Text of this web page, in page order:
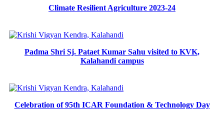
Climate Resilient Agriculture 2023-24
Padma Shri Sj. Pataet Kumar Sahu visited to KVK,
Kalahandi campus
Celebration of 95th ICAR Foundation & Technology Day